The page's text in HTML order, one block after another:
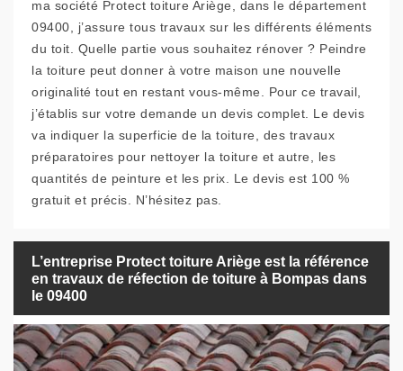
ma société Protect toiture Ariège, dans le département
09400, j’assure tous travaux sur les différents éléments
du toit. Quelle partie vous souhaitez rénover ? Peindre
la toiture peut donner à votre maison une nouvelle
originalité tout en restant vous-même. Pour ce travail,
j’établis sur votre demande un devis complet. Le devis
va indiquer la superficie de la toiture, des travaux
préparatoires pour nettoyer la toiture et autre, les
quantités de peinture et les prix. Le devis est 100 %
gratuit et précis. N’hésitez pas.
L’entreprise Protect toiture Ariège est la référence
en travaux de réfection de toiture à Bompas dans
le 09400